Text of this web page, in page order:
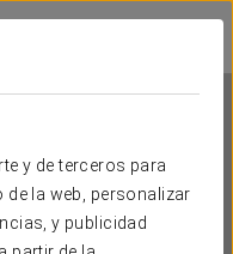
y de terceros para
la web, personalizar
y publicidad
Palace